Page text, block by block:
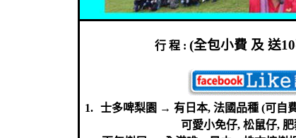
行 程 : (全包小費 及 送10
1. 士多啤梨園 → 有日本,法國品種 (可自
可愛小免仔,松鼠仔,